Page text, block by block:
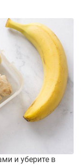
и уберите в